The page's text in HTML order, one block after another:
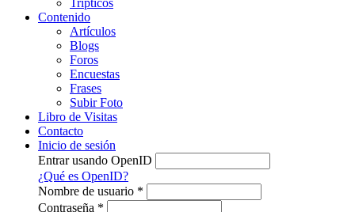
Contenido
Artículos
Blogs
Foros
Encuestas
Frases
Subir Foto
Libro de Visitas
Contacto
Inicio de sesión
Entrar usando OpenID
¿Qué es OpenID?
Nombre de usuario *
Contraseña *